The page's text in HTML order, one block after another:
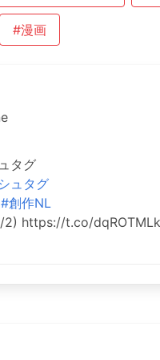
#漫画
タグ
ュタグ
#創作NL
2) https://t.co/